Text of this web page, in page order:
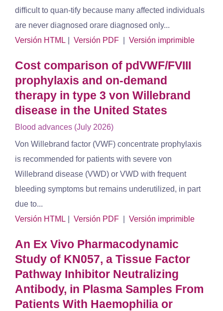
difficult to quan-tify because many affected individuals
are never diagnosed orare diagnosed only...
Versión HTML
Versión PDF Versión imprimible
Cost comparison of pdVWF/FVIII
prophylaxis and on-demand
therapy in type 3 von Willebrand
disease in the United States
Blood advances (July 2026)
Von Willebrand factor (VWF) concentrate prophylaxis
is recommended for patients with severe von
Willebrand disease (VWD) or VWD with frequent
bleeding symptoms but remains underutilized, in part
due to...
Versión HTML
Versión PDF Versión imprimible
An Ex Vivo Pharmacodynamic
Study of KN057, a Tissue Factor
Pathway Inhibitor Neutralizing
Antibody, in Plasma Samples From
Patients With Haemophilia or